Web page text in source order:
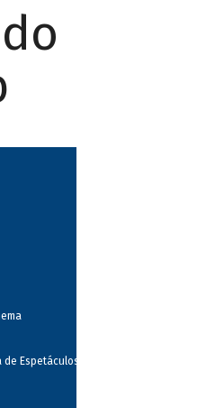
de Espetáculos